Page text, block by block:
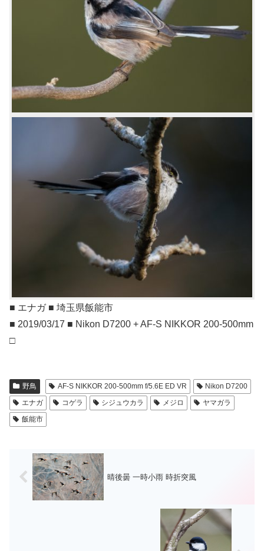
■ エナガ ■ 埼玉県飯能市
■ 2019/03/17 ■ Nikon D7200 + AF-S NIKKOR 200-500mm
□
野鳥 AF-S NIKKOR 200-500mm f/5.6E ED VR
Nikon D7200
エナガ
コゲラ シジュウカラ メジロ
ヤマガラ
飯能市
晴後曇 一時小雨 時折突風